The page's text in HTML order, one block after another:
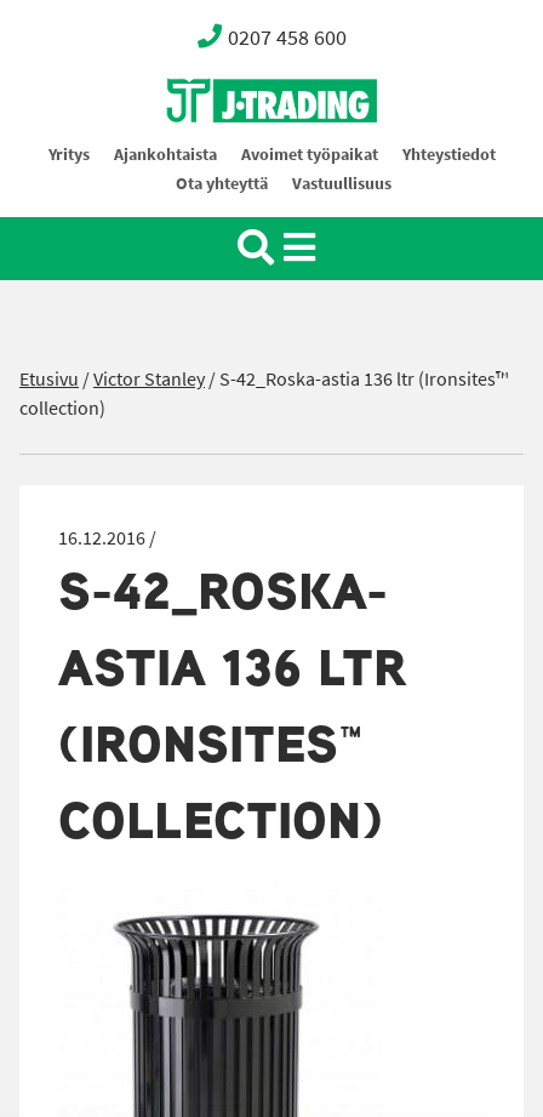
0207 458 600
Oy J-Trading Ab
Yritys Ajankohtaista Avoimet työpaikat
Yhteystiedot
Ota yhteyttä
Vastuullisuus
Etusivu /Victor Stanley/S-42_Roska-astia 136 ltr (Ironsites™
collection)
16.12.2016 /
S-42_ROSKA-
ASTIA 136 LTR
(IRONSITES™
COLLECTION)